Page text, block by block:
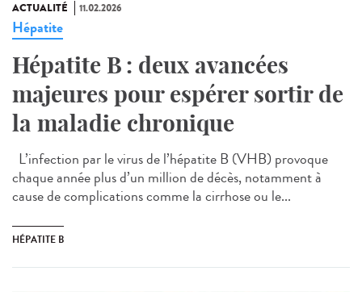
ACTUALITÉ 11.02.2026
Hépatite
Hépatite B : deux avancées
majeures pour espérer sortir de
la maladie chronique
L’infection par le virus de l’hépatite B (VHB) provoque
chaque année plus d’un million de décès, notamment à
cause de complications comme la cirrhose ou le...
HÉPATITE B